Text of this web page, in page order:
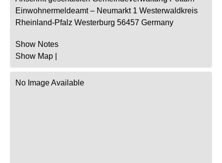
Einwohnermeldeamt – Neumarkt 1 Westerwaldkreis
Rheinland-Pfalz Westerburg 56457 Germany
Show Notes
Show Map
No Image Available